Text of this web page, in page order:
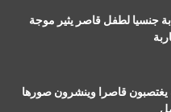
جنسيا لطفل قاصر يثير موجة
يغتصبون قاصرا وينشرون صورها